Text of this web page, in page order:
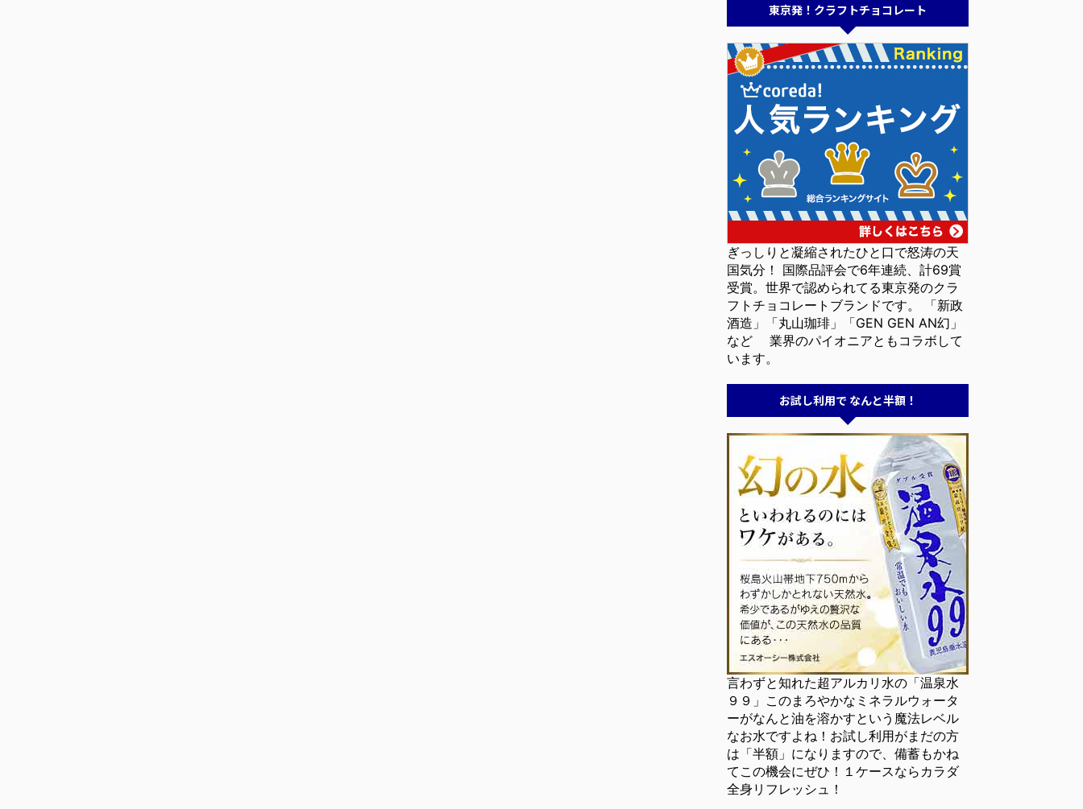
東京発！クラフトチョコレート
ぎっしりと凝縮されたひと口で怒涛の天
国気分！ 国際品評会で6年連続、計69賞
受賞。世界で認められてる東京発のクラ
フトチョコレートブランドです。 「新政
酒造」「丸山珈琲」「GEN GEN AN幻」
など 業界のパイオニアともコラボして
います。
お試し利用で なんと半額！
言わずと知れた超アルカリ水の「温泉水
９９」このまろやかなミネラルウォータ
ーがなんと油を溶かすという魔法レベル
なお水ですよね！お試し利用がまだの方
は「半額」になりますので、備蓄もかね
てこの機会にぜひ！１ケースならカラダ
全身リフレッシュ！